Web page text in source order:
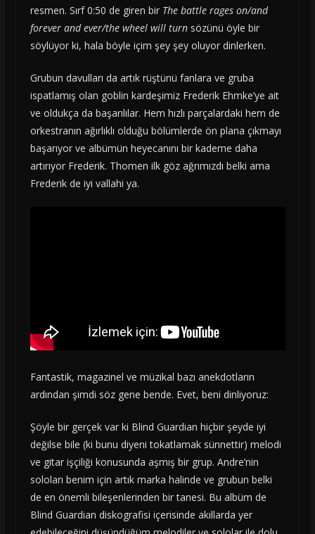
resmen. Sırf 0:50 de giren bir The battle rages on/and
forever and ever/the wheel will turnsözünü öyle bir
söylüyor ki, hala böyle içim şey şey oluyor dinlerken.
Grubun davulları da artık rüştünü fanlara ve gruba
ispatlamış olan goblin kardeşimiz Frederik Ehmke’ye ait
ve oldukça da başarılılar. Hem hızlı parçalardaki hem de
orkestranın ağırlıklı olduğu bölümlerde ön plana çıkmayı
başarıyor ve albümün heyecanını bir kademe daha
artırıyor Frederik. Thomen ilk göz ağrımızdı belki ama
Frederik de iyi vallahi ya.
Fantastik, magazinel ve müzikal bazı anekdotların
ardından şimdi söz gene bende. Evet, beni dinliyoruz:
Şöyle bir gerçek var ki Blind Guardian hiçbir şeyde iyi
değilse bile (ki bunu diyeni tokatlamak sünnettir) melodi
ve gitar işçiliği konusunda aşmış bir grup. Andre’nin
soloları benim için artık marka halinde ve grubun belki
de en önemli bileşenlerinden bir tanesi. Bu albüm de
Blind Guardian diskografisi içerisinde akıllarda yer